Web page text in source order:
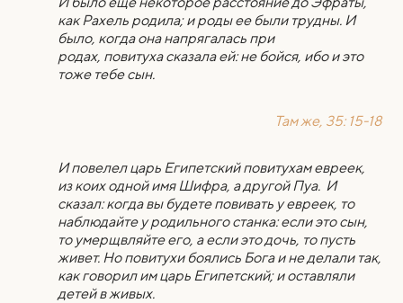
как Рахель родила; и роды ее были трудны. И
было, когда она напрягалась при
родах, повитуха сказала ей: не бойся, ибо и это
тоже тебе сын.
Там же, 35: 15-18
И повелел царь Египетский повитухам евреек,
из коих одной имя Шифра, а другой Пуа. И
сказал: когда вы будете повивать у евреек, то
наблюдайте у родильного станка: если это сын,
то умерщвляйте его, а если это дочь, то пусть
живет. Но повитухи боялись Бога и не делали так,
как говорил им царь Египетский; и оставляли
детей в живых.